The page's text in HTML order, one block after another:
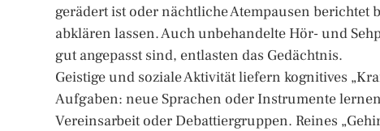
gerädert ist oder nächtliche Atempausen berichtet
abklären lassen. Auch unbehandelte Hör- und
gut angepasst sind, entlasten das Gedächtnis.
Geistige und soziale Aktivität liefern kognitives
Aufgaben: neue Sprachen oder Instrumente
Vereinsarbeit oder Debattiergruppen. Reines